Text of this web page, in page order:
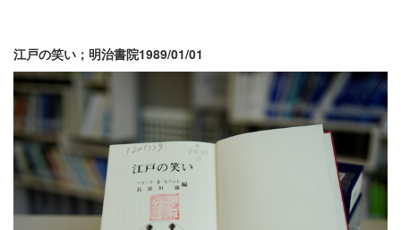
江戸の笑い；明治書院1989/01/01